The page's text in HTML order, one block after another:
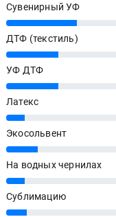
Сувенирный УФ
27%
ДТФ (текстиль)
20%
УФ ДТФ
20%
Латекс
7%
Экосольвент
12%
На водных чернилах
7%
Сублимацию
8%